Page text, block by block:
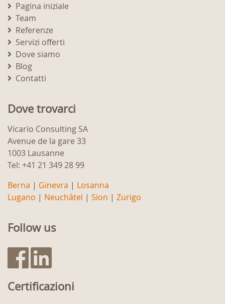
Pagina iniziale
Team
Referenze
Servizi offerti
Dove siamo
Blog
Contatti
Dove trovarci
Vicario Consulting SA
Avenue de la gare 33
1003 Lausanne
Tel: +41 21 349 28 99
Berna | Ginevra | Losanna
Lugano | Neuchâtel | Sion | Zurigo
Follow us
Certificazioni